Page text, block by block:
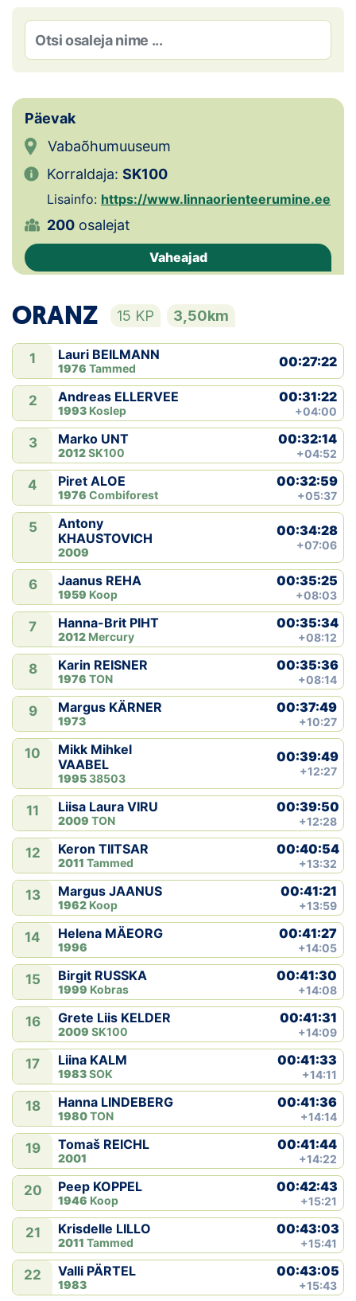
Kontakt
Galerii
Kaardid
Kalender
Koondised
Tule klubisse!
Tulemused
Dokumendid
Klubid
Suletud maastikud
Püsirajad
Ajalugu
Koolitused
OTSI
Päevak
Vabaõhumuuseum
Korraldaja: SK100
Lisainfo: https://www.linnaorienteerumine.ee
200 osalejat
Vaheajad
ORANZ 15 KP 3,50km
1 Lauri BEILMANN
1976 Tammed 00:27:22
2 Andreas ELLERVEE
1993 Koslep
00:31:22
+04:00
3 Marko UNT
2012SK100
00:32:14
+04:52
4 Piret ALOE
1976 Combiforest
00:32:59
+05:37
5
Antony
KHAUSTOVICH
2009
00:34:28
+07:06
6 Jaanus REHA
1959 Koop
00:35:25
+08:03
7 Hanna-Brit PIHT
2012 Mercury
00:35:34
+08:12
8 Karin REISNER
1976 TON
00:35:36
+08:14
9 Margus KÄRNER
1973
00:37:49
+10:27
10
Mikk Mihkel
VAABEL
199538503
00:39:49
+12:27
11 Liisa Laura VIRU
2009 TON
00:39:50
+12:28
12 Keron TIITSAR
2011 Tammed
00:40:54
+13:32
13 Margus JAANUS
1962 Koop
00:41:21
+13:59
14 Helena MÄEORG
1996
00:41:27
+14:05
15 Birgit RUSSKA
1999 Kobras
00:41:30
+14:08
16 Grete Liis KELDER
2009 SK100
00:41:31
+14:09
17 Liina KALM
1983SOK
00:41:33
+14:11
18 Hanna LINDEBERG
1980TON
00:41:36
+14:14
19 Tomaš REICHL
2001
00:41:44
+14:22
20 Peep KOPPEL
1946 Koop
00:42:43
+15:21
21 Krisdelle LILLO
2011 Tammed
00:43:03
+15:41
22 Valli PÄRTEL
1983
00:43:05
+15:43